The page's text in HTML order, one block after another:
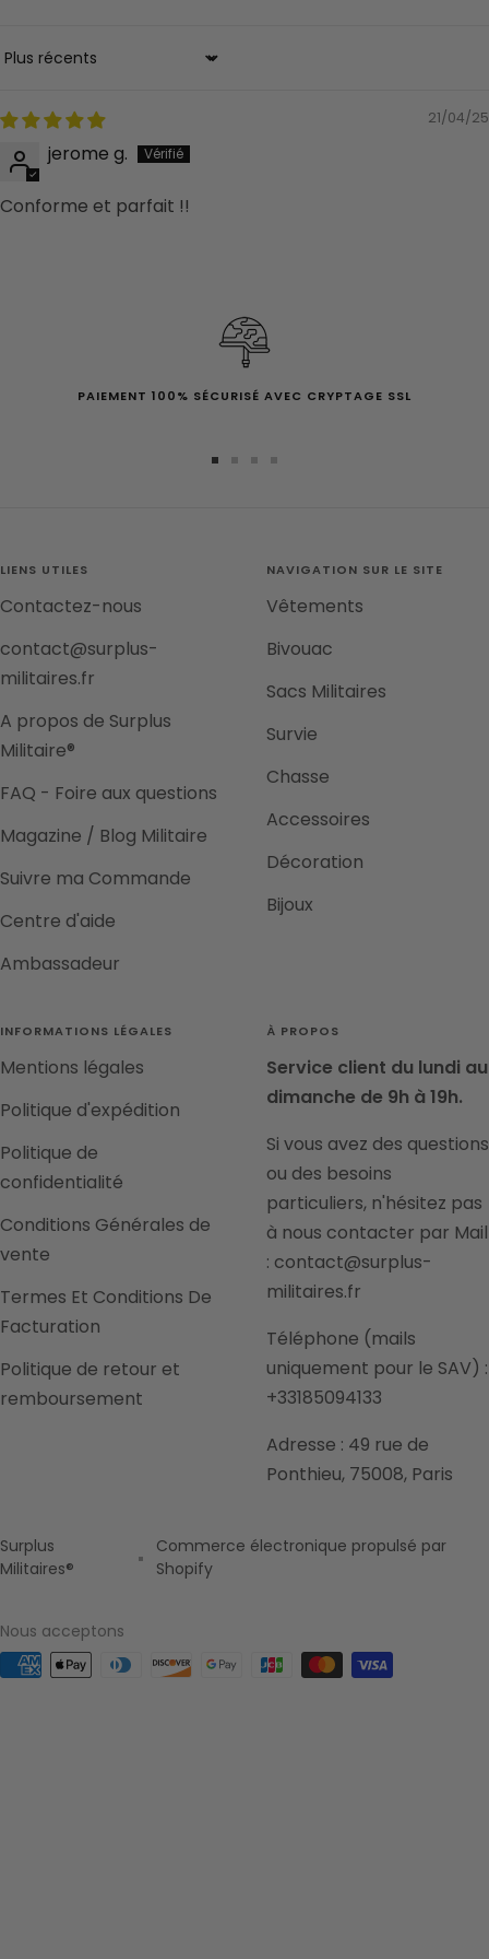
Sort by
21/04/25
jerome g.
Conforme et parfait !!
PAIEMENT 100% SÉCURISÉ AVEC CRYPTAGE SSL
4
LIENS UTILES
Contactez-nous
contact@surplus-
militaires.fr
A propos de Surplus
Militaire®
FAQ - Foire aux questions
Magazine / Blog Militaire
Suivre ma Commande
Centre d'aide
Ambassadeur
NAVIGATION SUR LE SITE
Vêtements
Bivouac
Sacs Militaires
Survie
Chasse
Accessoires
Décoration
Bijoux
INFORMATIONS LÉGALES
Mentions légales
Politique d'expédition
Politique de
confidentialité
Conditions Générales de
vente
Termes Et Conditions De
Facturation
Politique de retour et
remboursement
À PROPOS
Service client du lundi au
dimanche de 9h à 19h.
Si vous avez des questions
ou des besoins
particuliers, n'hésitez pas
à nous contacter par Mail
: contact@surplus-
militaires.fr
Téléphone (mails
uniquement pour le SAV) :
+33185094133
Adresse : 49 rue de
Ponthieu, 75008, Paris
Surplus
Militaires®
Commerce électronique propulsé par
Shopify
Nous acceptons